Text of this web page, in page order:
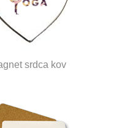
srdca kov